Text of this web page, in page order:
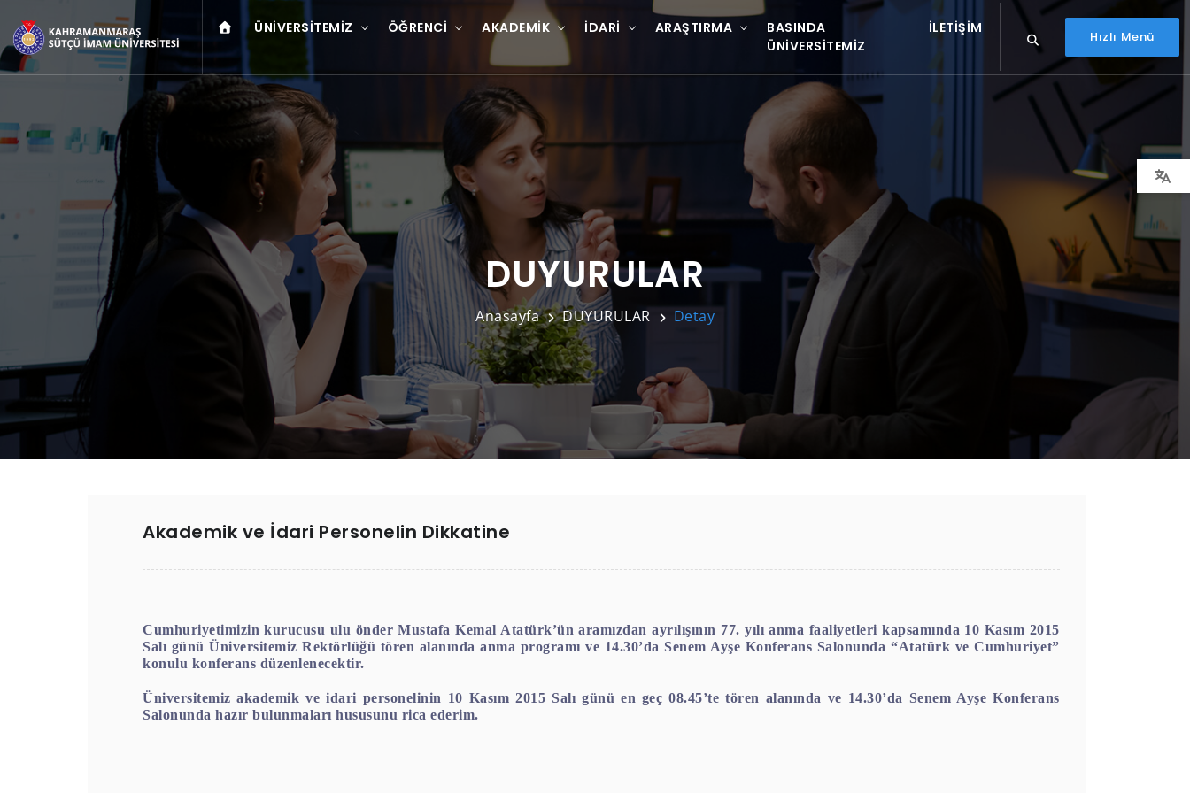
ÜNIVERSITEMIZ ÖĞRENCI AKADEMIK İDARI ARAŞTIRMA
BASINDA
ÜNIVERSITEMIZ
İLETIŞIM
Hızlı Menü
DUYURULAR
Anasayfa DUYURULAR Detay
Akademik ve İdari Personelin Dikkatine
Cumhuriyetimizin kurucusu ulu önder Mustafa Kemal Atatürk’ün aramızdan ayrılışının 77. yılı anma faaliyetleri kapsamında 10 Kasım 2015
Salı günü Üniversitemiz Rektörlüğü tören alanında anma programı ve 14.30’da Senem Ayşe Konferans Salonunda “Atatürk ve Cumhuriyet”
konulu konferans düzenlenecektir.
Üniversitemiz akademik ve idari personelinin 10 Kasım 2015 Salı günü en geç 08.45’te tören alanında ve 14.30’da Senem Ayşe Konferans
Salonunda hazır bulunmaları hususunu rica ederim.